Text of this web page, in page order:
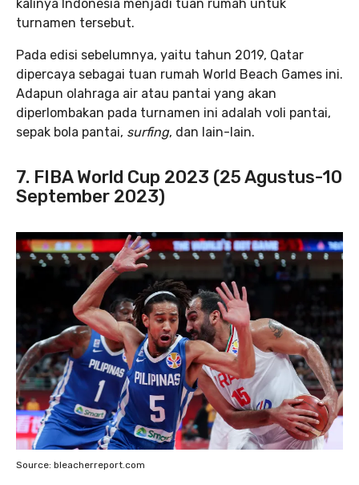
kalinya Indonesia menjadi tuan rumah untuk
turnamen tersebut.
Pada edisi sebelumnya, yaitu tahun 2019, Qatar
dipercaya sebagai tuan rumah World Beach Games ini.
Adapun olahraga air atau pantai yang akan
diperlombakan pada turnamen ini adalah voli pantai,
sepak bola pantai, surfing, dan lain-lain.
7. FIBA World Cup 2023 (25 Agustus-10
September 2023)
Source: bleacherreport.com